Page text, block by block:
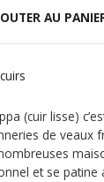
AU
(cuir lisse)
de veaux
et se patine